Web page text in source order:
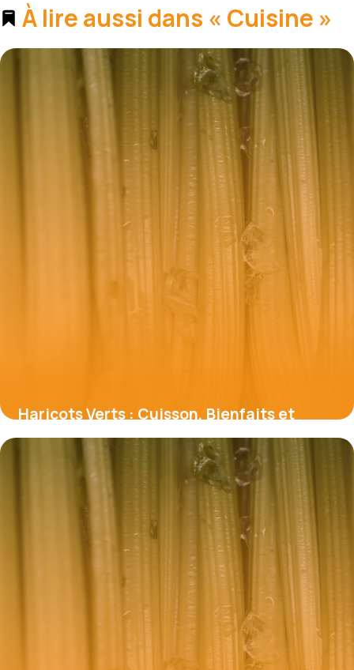
À lire aussi dans « Cuisine »
Haricots Verts : Cuisson, Bienfaits et
Recettes
25 mai 2026